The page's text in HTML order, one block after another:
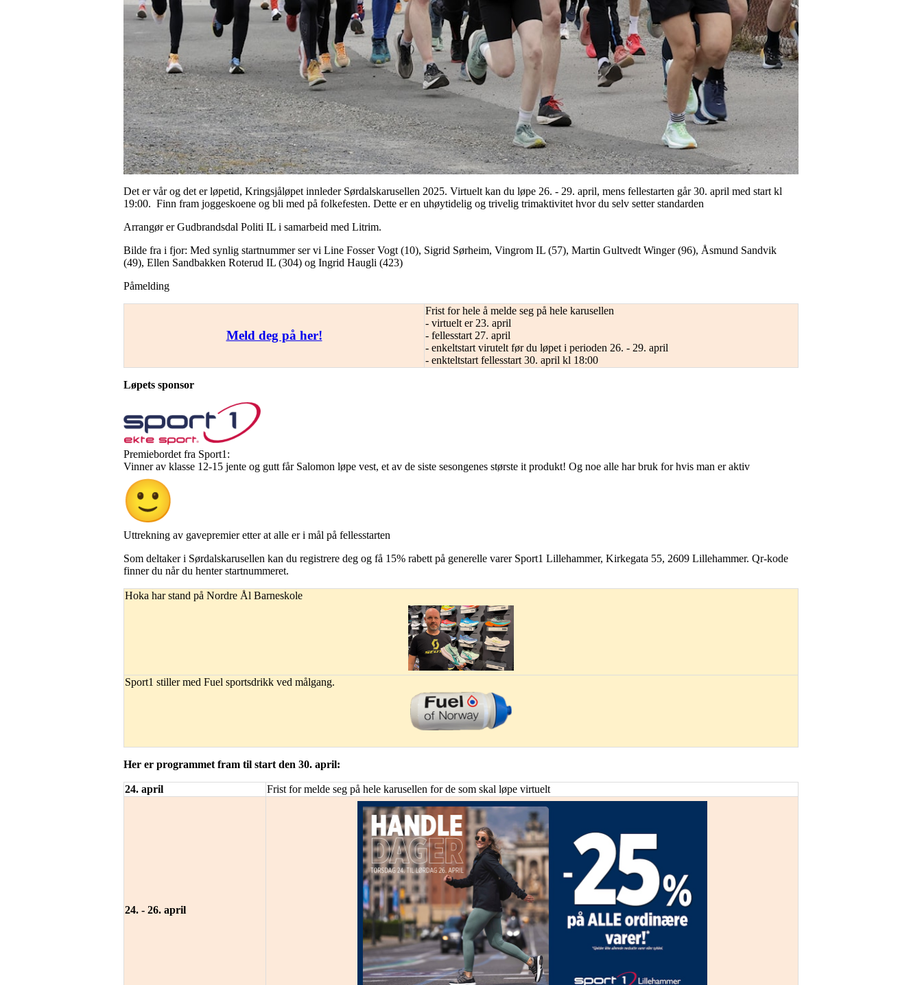
Det er vår og det er løpetid, Kringsjåløpet innleder Sørdalskarusellen 2025. Virtuelt kan du løpe 26. - 29. april, mens fellestarten går 30. april med start kl
19:00. Finn fram joggeskoene og bli med på folkefesten. Dette er en uhøytidelig og trivelig trimaktivitet hvor du selv setter standarden
Arrangør er Gudbrandsdal Politi IL i samarbeid med Litrim.
Bilde fra i fjor: Med synlig startnummer ser vi Line Fosser Vogt (10), Sigrid Sørheim, Vingrom IL (57), Martin Gultvedt Winger (96), Åsmund Sandvik
(49), Ellen Sandbakken Roterud IL (304) og Ingrid Haugli (423)
Påmelding
Meld deg på her!
Frist for hele å melde seg på hele karusellen
- virtuelt er 23. april
- fellesstart 27. april
- enkeltstart virutelt før du løpet i perioden 26. - 29. april
- enkteltstart fellesstart 30. april kl 18:00
Løpets sponsor
Premiebordet fra Sport1:
Vinner av klasse 12-15 jente og gutt får Salomon løpe vest, et av de siste sesongenes største it produkt! Og noe alle har bruk for hvis man er aktiv
Uttrekning av gavepremier etter at alle er i mål på fellesstarten
Som deltaker i Sørdalskarusellen kan du registrere deg og få 15% rabett på generelle varer Sport1 Lillehammer, Kirkegata 55, 2609 Lillehammer. Qr-kode
finner du når du henter startnummeret.
Hoka har stand på Nordre Ål Barneskole
Sport1 stiller med Fuel sportsdrikk ved målgang.
Her er programmet fram til start den 30. april:
24. april Frist for melde seg på hele karusellen for de som skal løpe virtuelt
24. - 26. april